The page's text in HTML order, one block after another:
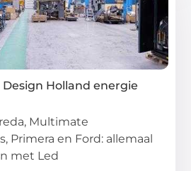
Holland energie
Multimate
Primera en Ford: allemaal
met Led